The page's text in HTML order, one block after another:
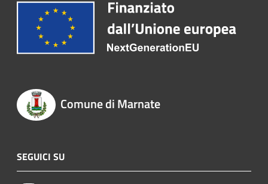
Comune di Marnate
SEGUICI SU